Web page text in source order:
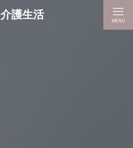
介護生活 MENU